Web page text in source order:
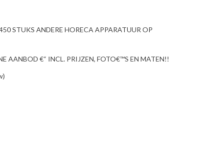
STUKS ANDERE HORECA APPARATUUR OP
AANBOD €“ INCL. PRIJZEN, FOTO€™S EN MATEN!!